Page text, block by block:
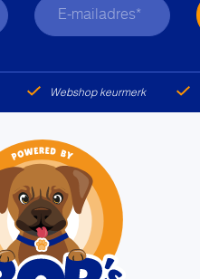
Webshop keurmerk